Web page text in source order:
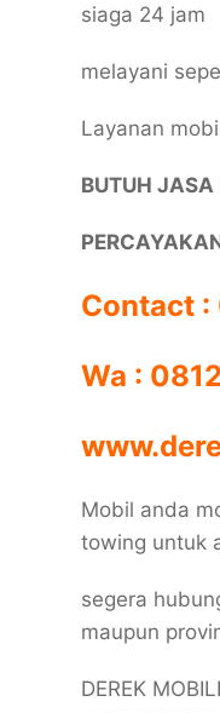
siaga 24 jam
melayani
Layanan
BUTUH JASA
Contact
Wa :
Mobil anda
towing untuk
segera
maupun
DEREK